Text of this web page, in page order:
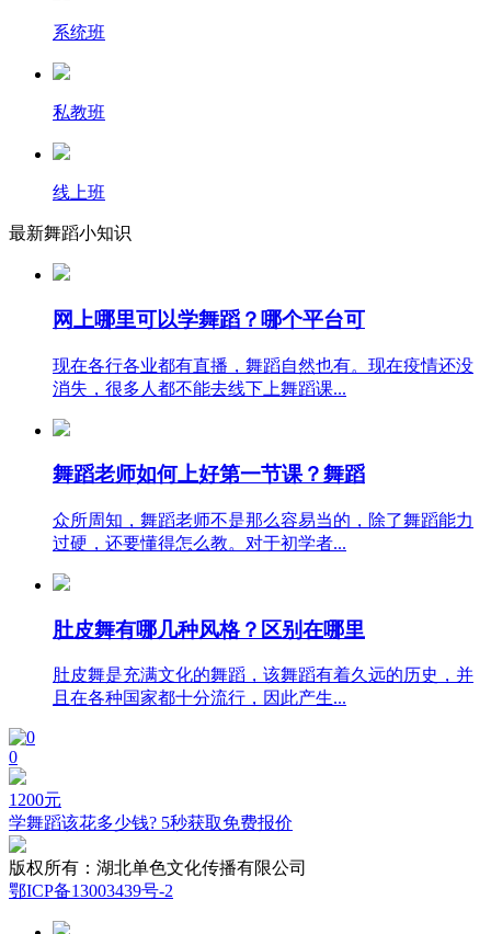
系统班
私教班
线上班
最新舞蹈小知识
网上哪里可以学舞蹈？哪个平台可
现在各行各业都有直播，舞蹈自然也有。现在疫情还没
消失，很多人都不能去线下上舞蹈课...
舞蹈老师如何上好第一节课？舞蹈
众所周知，舞蹈老师不是那么容易当的，除了舞蹈能力
过硬，还要懂得怎么教。对于初学者...
肚皮舞有哪几种风格？区别在哪里
肚皮舞是充满文化的舞蹈，该舞蹈有着久远的历史，并
且在各种国家都十分流行，因此产生...
0
1200元
学舞蹈该花多少钱? 5秒获取免费报价
版权所有： 湖北单色文化传播有限公司
鄂ICP备13003439号-2